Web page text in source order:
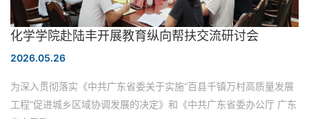
化学学院赴陆丰开展教育纵向帮扶交流研讨会
2026.05.26
为深入贯彻落实《中共广东省委关于实施“百县千镇万村高质量发展
工程”促进城乡区域协调发展的决定》和《中共广东省委办公厅 广东